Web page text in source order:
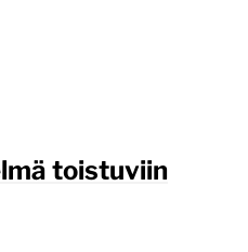
toistuviin